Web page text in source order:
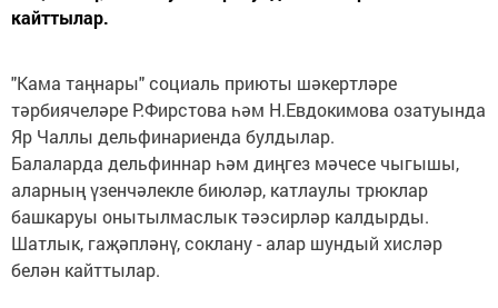
кайттылар.
"Кама таңнары" социаль приюты шәкертләре
тәрбиячеләре Р.Фирстова һәм Н.Евдокимова озатуында
Яр Чаллы дельфинариенда булдылар.
Балаларда дельфиннар һәм диңгез мәчесе чыгышы,
аларның үзенчәлекле биюләр, катлаулы трюклар
башкаруы онытылмаслык тәэсирләр калдырды.
Шатлык, гаҗәпләнү, соклану - алар шундый хисләр
белән кайттылар.